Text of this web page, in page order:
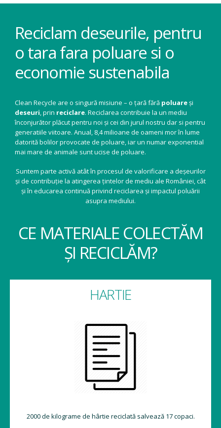
Reciclam deseurile, pentru
o tara fara poluare si o
economie sustenabila
Clean Recycle are o singură misiune – o țară fără poluareși
deseuri, prin reciclare. Reciclarea contribuie la un mediu
înconjurător plăcut pentru noi și cei din jurul nostru dar si pentru
generatiile viitoare. Anual, 8,4 milioane de oameni mor în lume
datorită bolilor provocate de poluare, iar un numar exponential
mai mare de animale sunt ucise de poluare.
Suntem parte activă atât în procesul de valorificare a deșeurilor
și de contribuție la atingerea țintelor de mediu ale României, cât
și în educarea continuă privind reciclarea și impactul poluării
asupra mediului.
CE MATERIALE COLECTĂM
ȘI RECICLĂM?
HARTIE
2000 de kilograme de hârtie reciclată salvează 17 copaci.